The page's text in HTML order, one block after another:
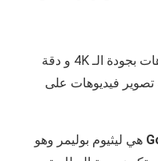
تدعم الكاميرا الخلفية تصوير الفيديوهات بجودة الـ 4K و دقة
تصوير فيديوهات على
هي ليثيوم بوليمر وهو